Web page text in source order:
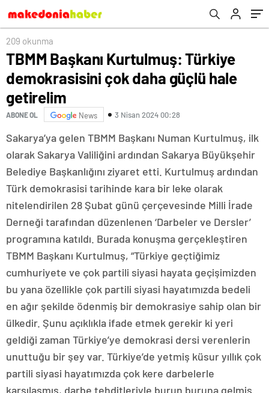
209 okunma
TBMM Başkanı Kurtulmuş: Türkiye
demokrasisini çok daha güçlü hale
getirelim
ABONE OL News 3 Nisan 2024 00:28
Sakarya’ya gelen TBMM Başkanı Numan Kurtulmuş, ilk
olarak Sakarya Valiliğini ardından Sakarya Büyükşehir
Belediye Başkanlığını ziyaret etti. Kurtulmuş ardından
Türk demokrasisi tarihinde kara bir leke olarak
nitelendirilen 28 Şubat günü çerçevesinde Milli İrade
Derneği tarafından düzenlenen ‘Darbeler ve Dersler’
programına katıldı. Burada konuşma gerçekleştiren
TBMM Başkanı Kurtulmuş, “Türkiye geçtiğimiz
cumhuriyete ve çok partili siyasi hayata geçişimizden
bu yana özellikle çok partili siyasi hayatımızda bedeli
en ağır şekilde ödenmiş bir demokrasiye sahip olan bir
ülkedir. Şunu açıklıkla ifade etmek gerekir ki yeri
geldiği zaman Türkiye’ye demokrasi dersi verenlerin
unuttuğu bir şey var. Türkiye’de yetmiş küsur yıllık çok
partili siyasi hayatımızda çok kere darbelerle
karşılaşmış, darbe tehditleriyle burun buruna gelmiş